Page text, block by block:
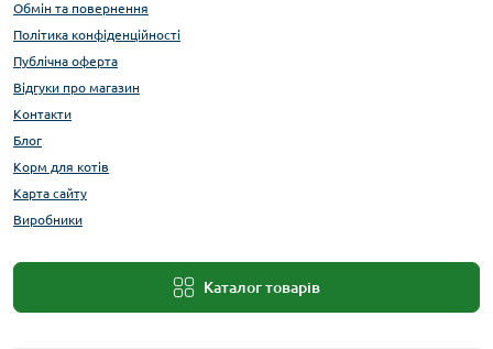
Обмін та повернення
Політика конфіденційності
Публічна оферта
Відгуки про магазин
Контакти
Блог
Корм для котів
Карта сайту
Виробники
Каталог товарів